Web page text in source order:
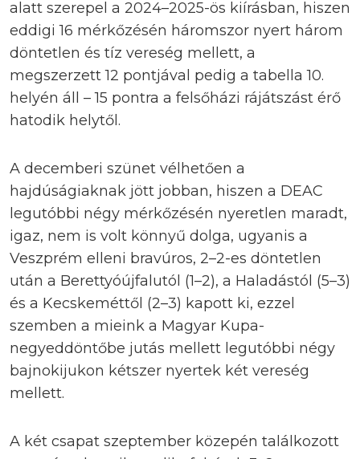
alatt szerepel a 2024–2025-ös kiírásban, hiszen
eddigi 16 mérkőzésén háromszor nyert három
döntetlen és tíz vereség mellett, a
megszerzett 12 pontjával pedig a tabella 10.
helyén áll – 15 pontra a felsőházi rájátszást érő
hatodik helytől.
A decemberi szünet vélhetően a
hajdúságiaknak jött jobban, hiszen a DEAC
legutóbbi négy mérkőzésén nyeretlen maradt,
igaz, nem is volt könnyű dolga, ugyanis a
Veszprém elleni bravúros, 2–2-es döntetlen
után a Berettyóújfalutól (1–2), a Haladástól (5–3)
és a Kecskeméttől (2–3) kapott ki, ezzel
szemben a mieink a Magyar Kupa-
negyeddöntőbe jutás mellett legutóbbi négy
bajnokijukon kétszer nyertek két vereség
mellett.
A két csapat szeptember közepén találkozott